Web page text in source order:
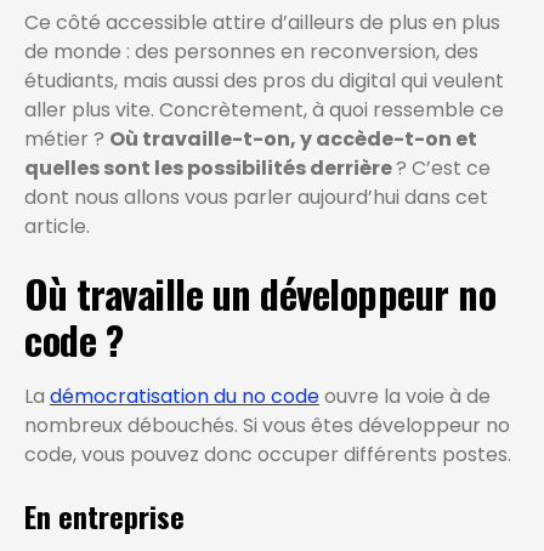
Ce côté accessible attire d’ailleurs de plus en plus
de monde : des personnes en reconversion, des
étudiants, mais aussi des pros du digital qui veulent
aller plus vite. Concrètement, à quoi ressemble ce
métier ? Où travaille-t-on, y accède-t-on et
quelles sont les possibilités derrière? C’est ce
dont nous allons vous parler aujourd’hui dans cet
article.
Où travaille un développeur no
code ?
La démocratisation du no codeouvre la voie à de
nombreux débouchés. Si vous êtes développeur no
code, vous pouvez donc occuper différents postes.
En entreprise